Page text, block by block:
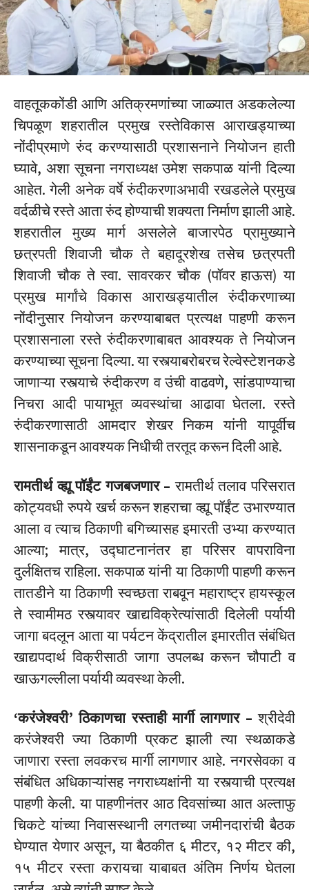
वाहतूककोंडी आणि अतिक्रमणांच्या जाळ्यात अडकलेल्या
चिपळूण शहरातील प्रमुख रस्तेविकास आराखड्याच्या
नोंदीप्रमाणे रुंद करण्यासाठी प्रशासनाने नियोजन हाती
घ्यावे, अशा सूचना नगराध्यक्ष उमेश सकपाळ यांनी दिल्या
आहेत. गेली अनेक वर्षे रुंदीकरणाअभावी रखडलेले प्रमुख
वर्दळीचे रस्ते आता रुंद होण्याची शक्यता निर्माण झाली आहे.
शहरातील मुख्य मार्ग असलेले बाजारपेठ प्रामुख्याने
छत्रपती शिवाजी चौक ते बहादूरशेख तसेच छत्रपती
शिवाजी चौक ते स्वा. सावरकर चौक (पॉवर हाऊस) या
प्रमुख मार्गांचे विकास आराखड्यातील रुंदीकरणाच्या
नोंदीनुसार नियोजन करण्याबाबत प्रत्यक्ष पाहणी करून
प्रशासनाला रस्ते रुंदीकरणाबाबत आवश्यक ते नियोजन
करण्याच्या सूचना दिल्या. या रस्त्याबरोबरच रेल्वेस्टेशनकडे
जाणाऱ्या रस्त्याचे रुंदीकरण व उंची वाढवणे, सांडपाण्याचा
निचरा आदी पायाभूत व्यवस्थांचा आढावा घेतला. रस्ते
रुंदीकरणासाठी आमदार शेखर निकम यांनी यापूर्वीच
शासनाकडून आवश्यक निधीची तरतूद करून दिली आहे.
रामतीर्थ व्ह्यू पॉईंट गजबजणार – रामतीर्थ तलाव परिसरात
कोट्यवधी रुपये खर्च करून शहराचा व्ह्यू पॉईंट उभारण्यात
आला व त्याच ठिकाणी बगिच्यासह इमारती उभ्या करण्यात
आल्या; मात्र, उद्घाटनानंतर हा परिसर वापराविना
दुर्लक्षितच राहिला. सकपाळ यांनी या ठिकाणी पाहणी करून
तातडीने या ठिकाणी स्वच्छता राबवून महाराष्ट्र हायस्कूल
ते स्वामीमठ रस्त्यावर खाद्यविक्रेत्यांसाठी दिलेली पर्यायी
जागा बदलून आता या पर्यटन केंद्रातील इमारतीत संबंधित
खाद्यपदार्थ विक्रीसाठी जागा उपलब्ध करून चौपाटी व
खाऊगल्लीला पर्यायी व्यवस्था केली.
‘करंजेश्वरी’ ठिकाणचा रस्ताही मार्गी लागणार – श्रीदेवी
करंजेश्वरी ज्या ठिकाणी प्रकट झाली त्या स्थळाकडे
जाणारा रस्ता लवकरच मार्गी लागणार आहे. नगरसेवका व
संबंधित अधिकाऱ्यांसह नगराध्यक्षांनी या रस्त्याची प्रत्यक्ष
पाहणी केली. या पाहणीनंतर आठ दिवसांच्या आत अल्ताफु
चिकटे यांच्या निवासस्थानी लगतच्या जमीनदारांची बैठक
घेण्यात येणार असून, या बैठकीत ६ मीटर, १२ मीटर की,
१५ मीटर रस्ता करायचा याबाबत अंतिम निर्णय घेतला